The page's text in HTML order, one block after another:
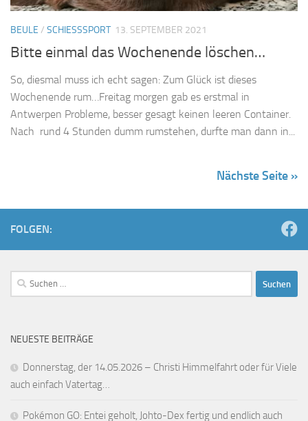
BEULE / SCHIESSSPORT 13. SEPTEMBER 2021
Bitte einmal das Wochenende löschen…
So, diesmal muss ich echt sagen: Zum Glück ist dieses
Wochenende rum…Freitag morgen gab es erstmal in
Antwerpen Probleme, besser gesagt keinen leeren Container.
Nach rund 4 Stunden dumm rumstehen, durfte man dann in...
Nächste Seite »
FOLGEN:
Suchen
nach:
NEUESTE BEITRÄGE
Donnerstag, der 14.05.2026 – Christi Himmelfahrt oder für Viele
auch einfach Vatertag…
Pokémon GO: Entei geholt, Johto-Dex fertig und endlich auch